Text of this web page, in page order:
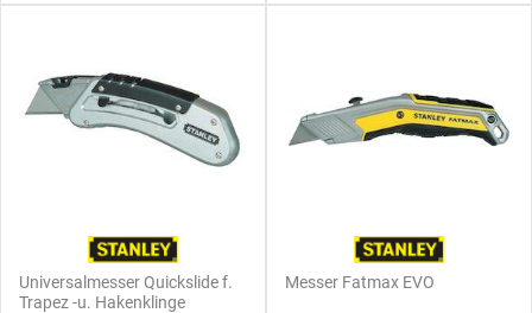
Universalmesser Quickslide f.
Trapez -u. Hakenklinge
Messer Fatmax EVO